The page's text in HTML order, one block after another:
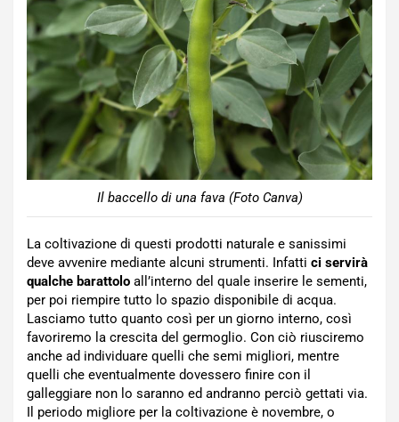
Il baccello di una fava (Foto Canva)
La coltivazione di questi prodotti naturale e sanissimi
deve avvenire mediante alcuni strumenti. Infatti ci servirà
qualche barattolo all’interno del quale inserire le sementi,
per poi riempire tutto lo spazio disponibile di acqua.
Lasciamo tutto quanto così per un giorno interno, così
favoriremo la crescita del germoglio. Con ciò riusciremo
anche ad individuare quelli che semi migliori, mentre
quelli che eventualmente dovessero finire con il
galleggiare non lo saranno ed andranno perciò gettati via.
Il periodo migliore per la coltivazione è novembre, o